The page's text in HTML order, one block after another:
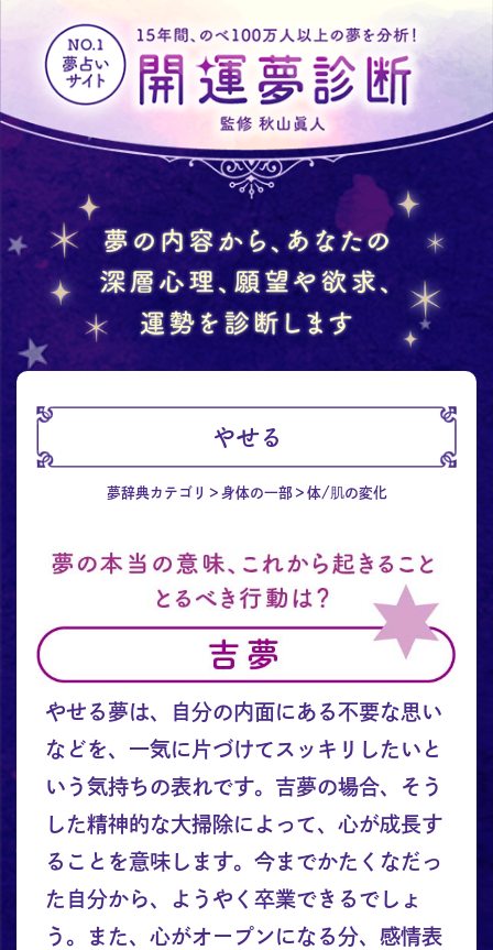
やせる
夢辞典カテゴリ 身体の一部 体/肌の変化
やせる夢は、自分の内面にある不要な思い
などを、一気に片づけてスッキリしたいと
いう気持ちの表れです。吉夢の場合、そう
した精神的な大掃除によって、心が成長す
ることを意味します。今までかたくなだっ
た自分から、ようやく卒業できるでしょ
う。また、心がオープンになる分、感情表